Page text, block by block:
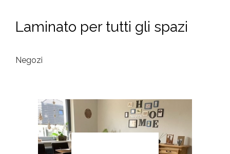
Laminato per tutti gli spazi
Negozi